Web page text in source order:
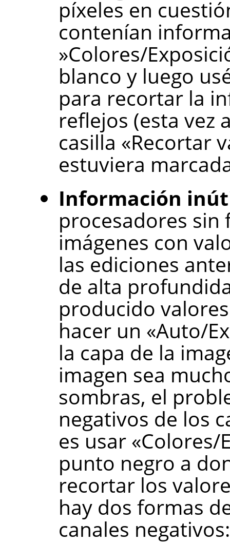
píxeles en
contenían
»Colores/
blanco y luego
para recortar la
reflejos (esta vez
casilla «Recortar
estuviera
Información
procesadores
imágenes con
las ediciones
de alta
producido
hacer un «Auto/
la capa de la
imagen sea
sombras, el
negativos de los
es usar
punto negro a
recortar los
hay dos formas
canales negativos: